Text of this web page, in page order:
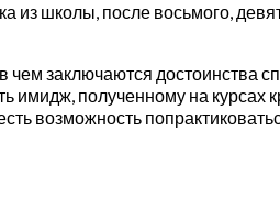
из школы, после восьмого,
чем заключаются
имидж, полученному на
возможность